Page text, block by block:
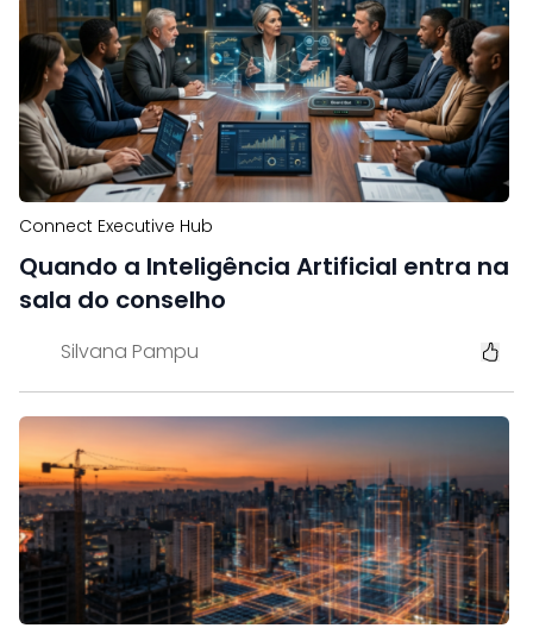
Connect Executive Hub
Quando a Inteligência Artificial entra na
sala do conselho
Silvana Pampu